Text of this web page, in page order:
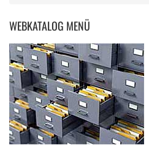
WEBKATALOG MENÜ